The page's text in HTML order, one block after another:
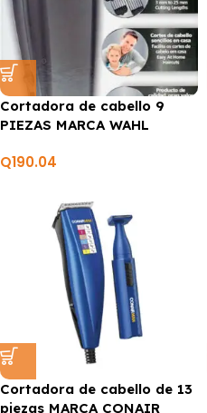
Cortadora de cabello 9
PIEZAS MARCA WAHL
Q190.04
Cortadora de cabello de 13
piezas MARCA CONAIR